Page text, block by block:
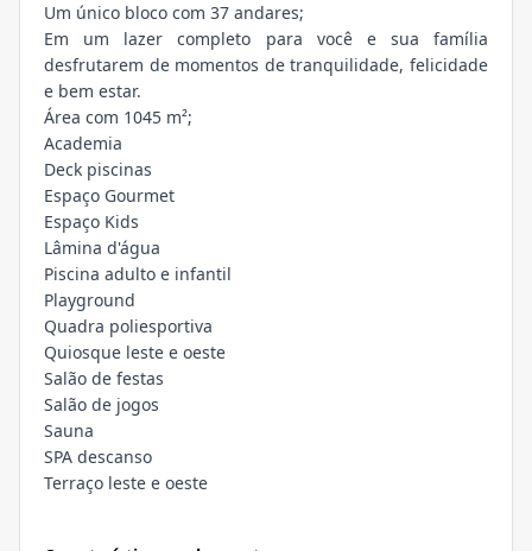
Um único bloco com 37 andares;
Em um lazer completo para você e sua família
desfrutarem de momentos de tranquilidade, felicidade
e bem estar.
Área com 1045 m²;
Academia
Deck piscinas
Espaço Gourmet
Espaço Kids
Lâmina d'água
Piscina adulto e infantil
Playground
Quadra poliesportiva
Quiosque leste e oeste
Salão de festas
Salão de jogos
Sauna
SPA descanso
Terraço leste e oeste